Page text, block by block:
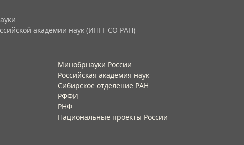
академии наук (ИНГГ СО РАН)
Минобрнауки России
Российская академия наук
Сибирское отделение РАН
РФФИ
РНФ
Национальные проекты России